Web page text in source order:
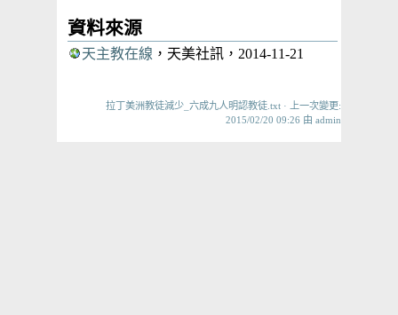
資料來源
天主教在線 ，天美社訊，2014-11-21
拉丁美洲教徒減少_六成九人明認教徒.txt · 上一次變更:
2015/02/20 09:26 由 admin